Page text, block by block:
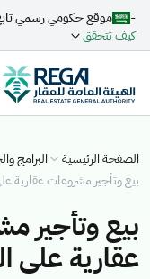
-
موقع حكومي رسمي تابع
كيف تتحقق
الصفحة الرئيسية البرامج
بيع وتأجير مشروعات عقارية
بيع وتأجير
عقارية على